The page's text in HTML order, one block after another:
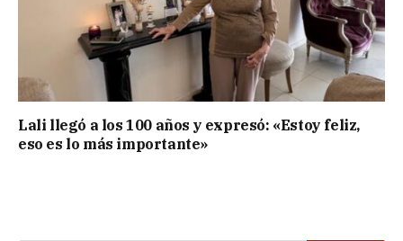
Lali llegó a los 100 años y expresó: «Estoy feliz,
eso es lo más importante»